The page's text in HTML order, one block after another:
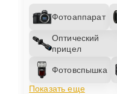
Фотоаппарат
Оптический
прицел
Фотовспышка
Показать еще